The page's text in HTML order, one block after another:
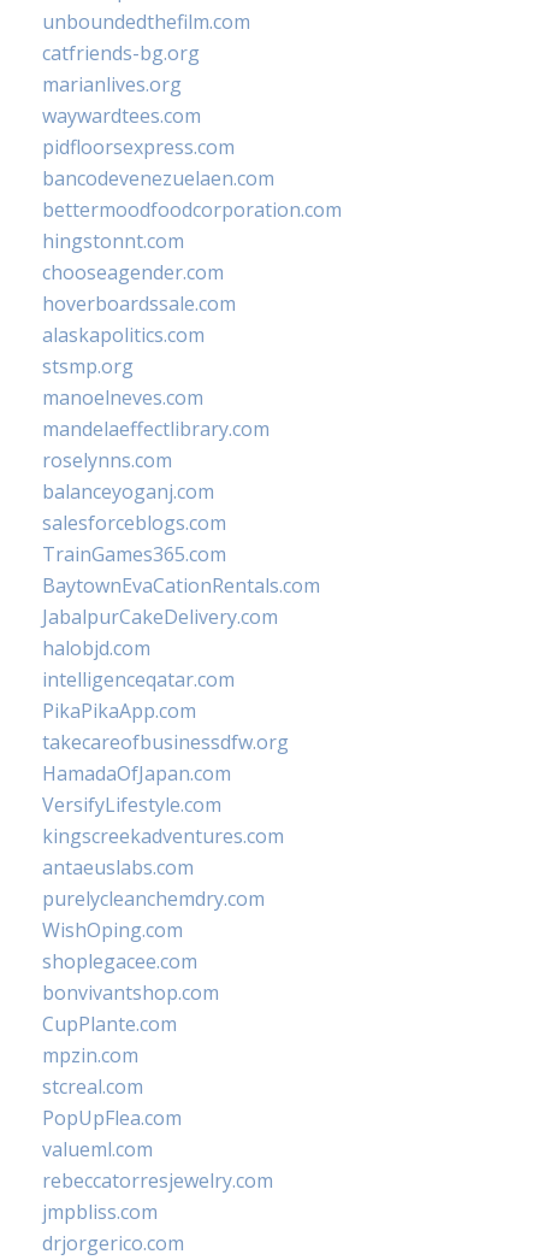
unboundedthefilm.com
catfriends-bg.org
marianlives.org
waywardtees.com
pidfloorsexpress.com
bancodevenezuelaen.com
bettermoodfoodcorporation.com
hingstonnt.com
chooseagender.com
hoverboardssale.com
alaskapolitics.com
stsmp.org
manoelneves.com
mandelaeffectlibrary.com
roselynns.com
balanceyoganj.com
salesforceblogs.com
TrainGames365.com
BaytownEvaCationRentals.com
JabalpurCakeDelivery.com
halobjd.com
intelligenceqatar.com
PikaPikaApp.com
takecareofbusinessdfw.org
HamadaOfJapan.com
VersifyLifestyle.com
kingscreekadventures.com
antaeuslabs.com
purelycleanchemdry.com
WishOping.com
shoplegacee.com
bonvivantshop.com
CupPlante.com
mpzin.com
stcreal.com
PopUpFlea.com
valueml.com
rebeccatorresjewelry.com
jmpbliss.com
drjorgerico.com